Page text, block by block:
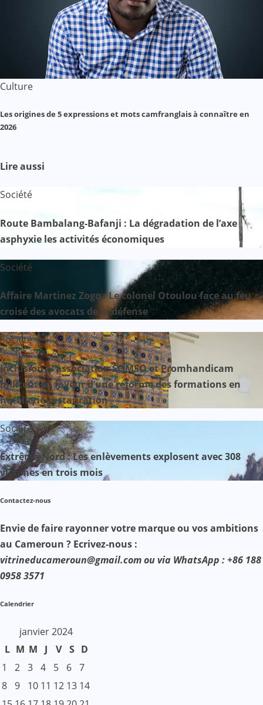
Culture
Les origines de 5 expressions et mots camfranglais à connaître en
2026
Lire aussi
Société
Route Bambalang-Bafanji : La dégradation de l’axe
asphyxie les activités économiques
Société
Affaire Martinez Zogo : Le colonel Otoulou face au feu
croisé des avocats de la défense
Société
Inclusion : l’association SOMSO et Promhandicam
militent en faveur d’une réforme des formations en
hôtellerie-restauration
Société
Extrême-Nord : Les enlèvements explosent avec 308
victimes en trois mois
Contactez-nous
Envie de faire rayonner votre marque ou vos ambitions
au Cameroun ? Ecrivez-nous :
vitrineducameroun@gmail.com ou via WhatsApp : +86 188
0958 3571
Calendrier
janvier 2024
L M M J V S D
1
2 3 4 5 6 7
8 9 10 11 12 13 14